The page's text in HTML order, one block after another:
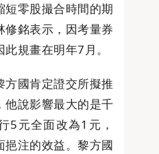
短零股撮合時間的期
銘表示，因考量券
規畫在明年7月。
國肯定證交所擬推
他說影響最大的是千
5元全面改為1元，
注的效益。黎方國